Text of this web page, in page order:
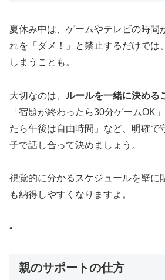
夏休み中は、ゲームやテレビの時間
れを「ダメ！」と禁止するだけでは
しまうことも。
大切なのは、 ルールを一緒に決める
「宿題が終わったら30分ゲームOK
たら午後は自由時間」など、明確で
子で話し合って決めましょう。
視覚的に分かるスケジュールを壁に
も納得しやすくなりますよ。
•
親のサポートの仕方